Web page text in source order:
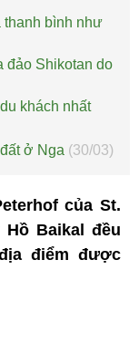
thanh bình như
đảo Shikotan do
khách nhất
ở Nga (30/03)
của St.
Hồ Baikal đều
điểm được